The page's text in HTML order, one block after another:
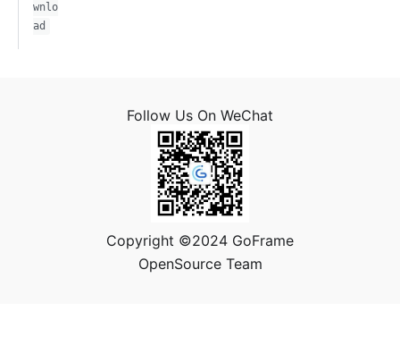
wnlo
ad
Follow Us On WeChat
Copyright ©2024 GoFrame
OpenSource Team